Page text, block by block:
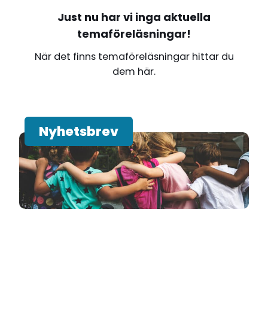
Just nu har vi inga aktuella
temaföreläsningar!
När det finns temaföreläsningar hittar du
dem här.
Nyhetsbrev